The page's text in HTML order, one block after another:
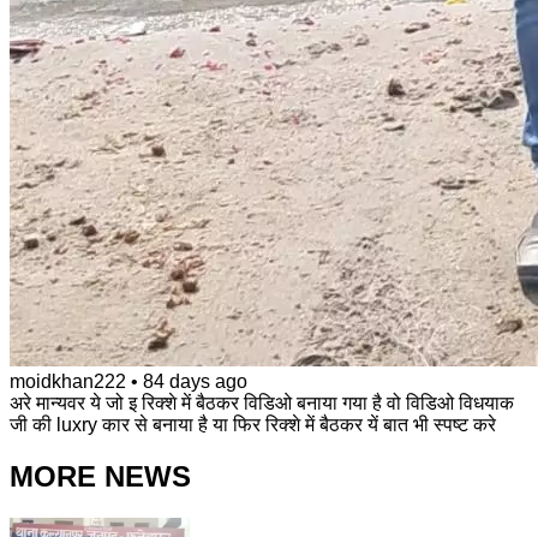
moidkhan222 • 84 days ago
अरे मान्यवर ये जो इ रिक्शे में बैठकर विडिओ बनाया गया है वो विडिओ विधयाक
जी की luxry कार से बनाया है या फिर रिक्शे में बैठकर यें बात भी स्पष्ट करे
MORE NEWS